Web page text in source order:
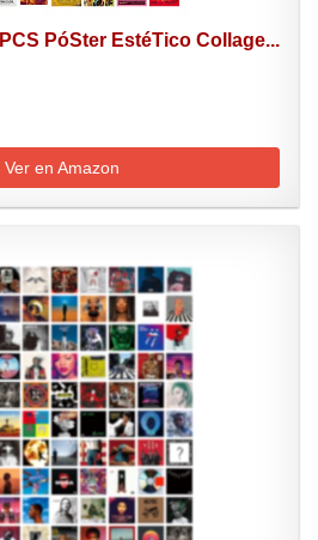
PóSter EstéTico Collage...
Ver en Amazon